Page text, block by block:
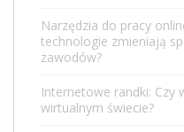
Narzędzia do pracy
technologie zmieniają
zawodów?
Internetowe randki: Czy
wirtualnym świecie?